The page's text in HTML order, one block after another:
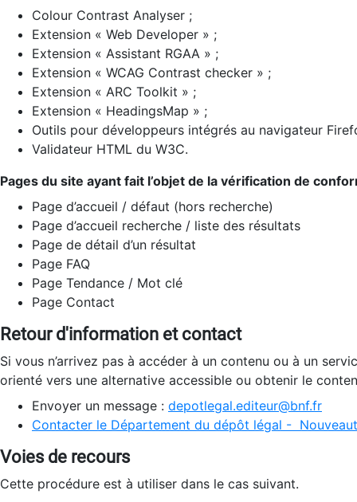
Colour Contrast Analyser ;
Extension « Web Developer » ;
Extension « Assistant RGAA » ;
Extension « WCAG Contrast checker » ;
Extension « ARC Toolkit » ;
Extension « HeadingsMap » ;
Outils pour développeurs intégrés au navigateur
Validateur HTML du W3C.
Pages du site ayant fait l’objet de la vérification de
Page d’accueil / défaut (hors recherche)
Page d’accueil recherche / liste des résultats
Page de détail d’un résultat
Page FAQ
Page Tendance / Mot clé
Page Contact
Retour d'information et contact
Si vous n’arrivez pas à accéder à un contenu ou à un
orienté vers une alternative accessible ou obtenir le
Envoyer un message : depotlegal.editeur@bnf.fr
Contacter le Département du dépôt légal -
Voies de recours
Cette procédure est à utiliser dans le cas suivant.